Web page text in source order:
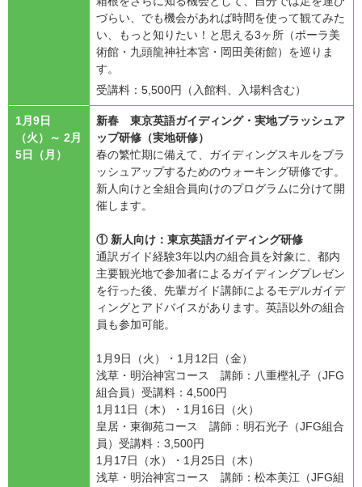
づらい、でも機会があれば時間を使って観てみた
い、もっと知りたい！と思える3ヶ所（ポーラ美
術館・九頭龍神社本宮・岡田美術館）を巡りま
す。
受講料：5,500円（入館料、入場料含む）
1月9日
（火）～ 2月
5日（月）
新春 東京英語ガイディング・実地ブラッシュア
ップ研修（実地研修）
春の繁忙期に備えて、ガイディングスキルをブラ
ッシュアップするためのウォーキング研修です。
新人向けと全組合員向けのプログラムに分けて開
催します。
① 新人向け：東京英語ガイディング研修
通訳ガイド経験3年以内の組合員を対象に、都内
主要観光地で参加者によるガイディングプレゼン
を行った後、先輩ガイド講師によるモデルガイデ
ィングとアドバイスがあります。英語以外の組合
員も参加可能。
1月9日（火）・1月12日（金）
浅草・明治神宮コース 講師：八重樫礼子（JFG
組合員）受講料：4,500円
1月11日（木）・1月16日（火）
皇居・東御苑コース 講師：明石光子（JFG組合
員）受講料：3,500円
1月17日（水）・1月25日（木）
浅草・明治神宮コース 講師：松本美江（JFG組